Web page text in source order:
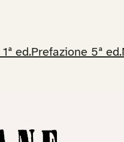
ed.Prefazione 5ª ed.